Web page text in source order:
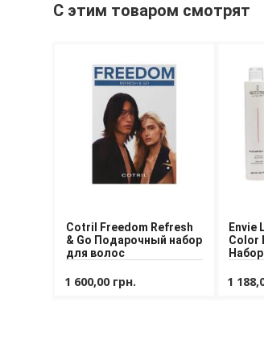
С этим товаром смотрят
Cotril Freedom Refresh
& Go Подарочный набор
для волос
1 600,00 грн.
Envie
Color
1